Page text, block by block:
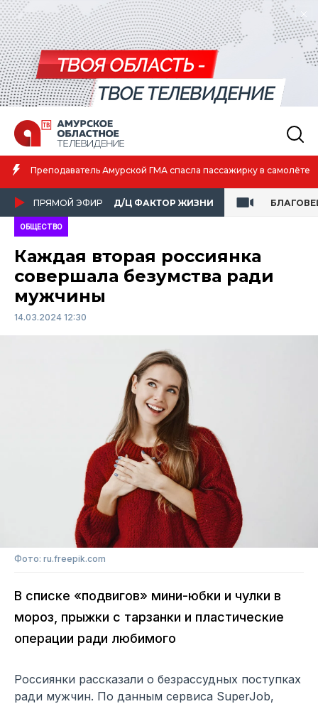
Преподаватель Амурской ГМА спасла пассажирку в самолёте
ПРЯМОЙ ЭФИР Д/Ц ФАКТОР ЖИЗНИ
ОБЩЕСТВО
Каждая вторая россиянка
совершала безумства ради
мужчины
14.03.2024 12:30
Фото: ru.freepik.com
В списке «подвигов» мини-юбки и чулки в
мороз, прыжки с тарзанки и пластические
операции ради любимого
Россиянки рассказали о безрассудных поступках
ради мужчин. По данным сервиса SuperJob,